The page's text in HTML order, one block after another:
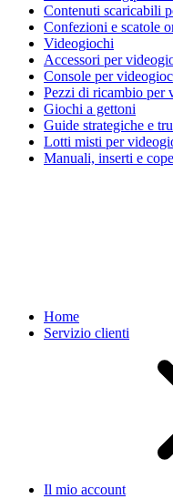
Contenuti scaricabili
Confezioni e scatole
Videogiochi
Accessori per
Console per
Pezzi di ricambio per
Giochi a gettoni
Guide strategiche e
Lotti misti per
Manuali, inserti e
Home
Servizio clienti
Il mio account